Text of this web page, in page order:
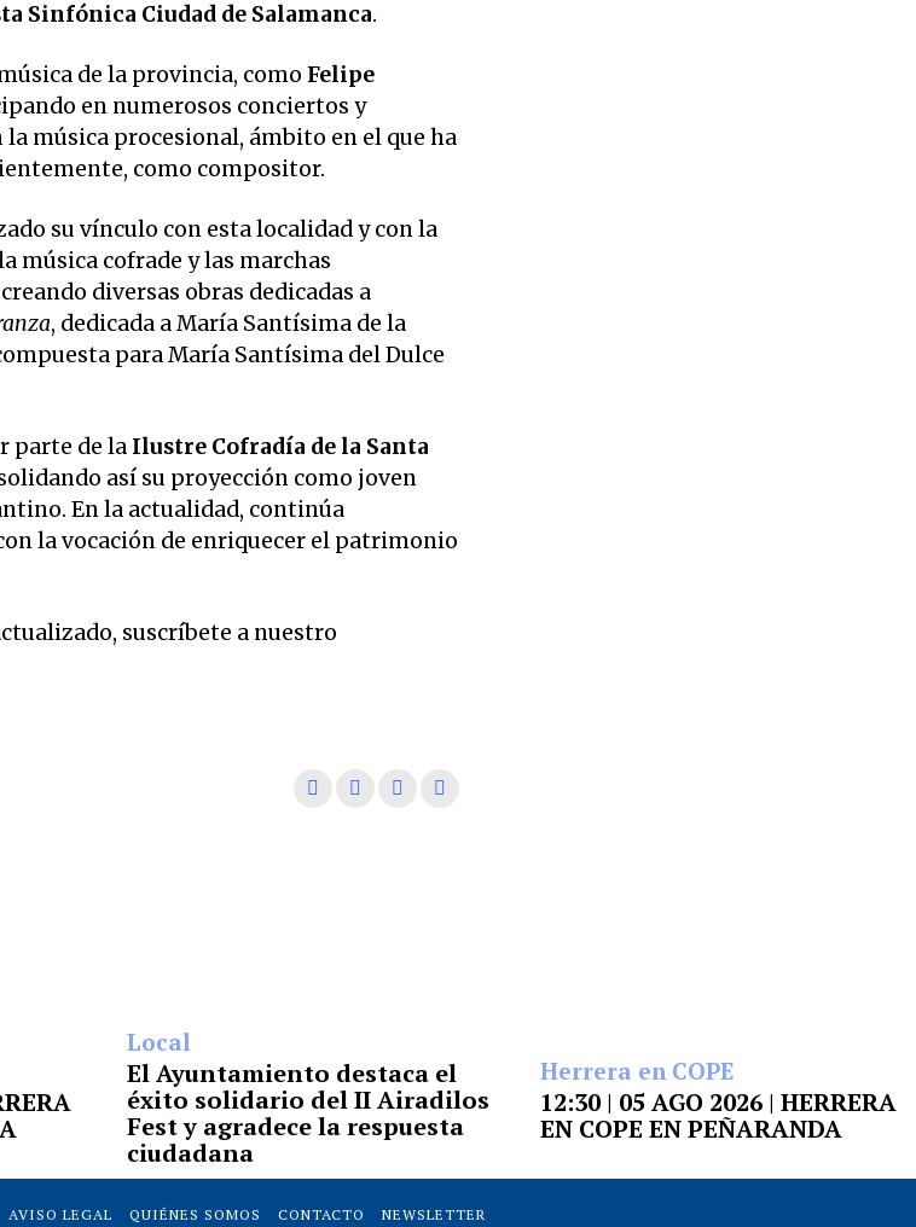
Sinfónica Ciudad de Salamanca.
de la provincia, como Felipe
en numerosos conciertos y
música procesional, ámbito en el que ha
como compositor.
su vínculo con esta localidad y con la
música cofrade y las marchas
diversas obras dedicadas a
, dedicada a María Santísima de la
para María Santísima del Dulce
parte de la Ilustre Cofradía de la Santa
así su proyección como joven
En la actualidad, continúa
la vocación de enriquecer el patrimonio
suscríbete a nuestro
Local
El Ayuntamiento destaca el
éxito solidario del II Airadilos
Fest y agradece la respuesta
ciudadana
Herrera en COPE
12:30 | 05 AGO 2026 | HERRERA
EN COPE EN PEÑARANDA
AVISO LEGAL QUIÉNES SOMOS CONTACTO NEWSLETTER